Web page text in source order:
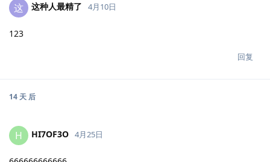
这 这种人最精了 4月10日
123
回复
14 天 后
H HI7OF3O 4月25日